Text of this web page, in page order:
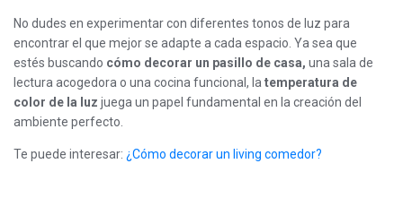
No dudes en experimentar con diferentes tonos de luz para
encontrar el que mejor se adapte a cada espacio. Ya sea que
estés buscando cómo decorar un pasillo de casa, una sala de
lectura acogedora o una cocina funcional, la temperatura de
color de la luz juega un papel fundamental en la creación del
ambiente perfecto.
Te puede interesar: ¿Cómo decorar un living comedor?